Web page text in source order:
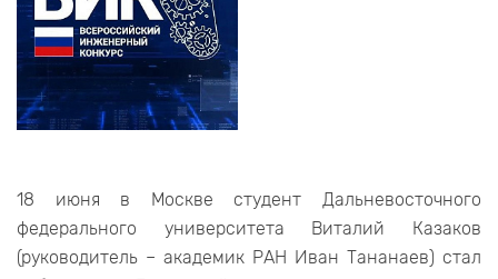
18 июня в Москве студент Дальневосточного
федерального университета Виталий Казаков
(руководитель – академик РАН Иван Тананаев) стал